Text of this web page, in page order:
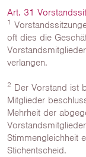
Art. 31
1
oft dies die
verlangen.
2 Der Vorstand ist
Mitglieder
Mehrheit der
Stimmengleichheit
Stichentscheid.